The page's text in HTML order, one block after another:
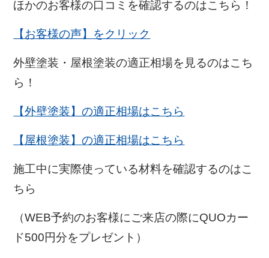
ほかのお客様の口コミを確認するのはこちら！
【お客様の声】をクリック
外壁塗装・屋根塗装の適正相場を見るのはこち
ら！
【外壁塗装】の適正相場はこちら
【屋根塗装】の適正相場はこちら
施工中に実際使っている材料を確認するのはこ
ちら
（WEB予約のお客様にご来店の際にQUOカー
ド500円分をプレゼント）